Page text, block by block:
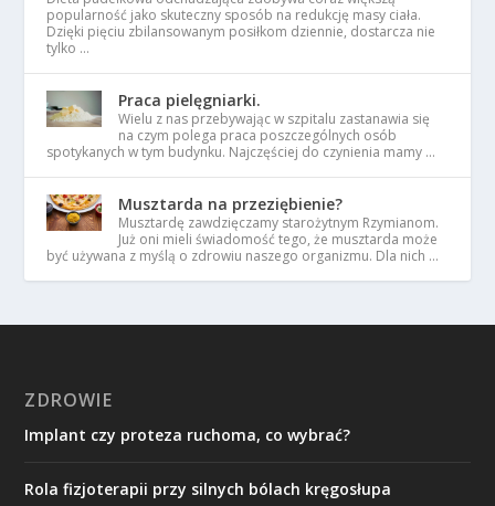
popularność jako skuteczny sposób na redukcję masy ciała.
Dzięki pięciu zbilansowanym posiłkom dziennie, dostarcza nie
tylko …
Praca pielęgniarki.
Wielu z nas przebywając w szpitalu zastanawia się
na czym polega praca poszczególnych osób
spotykanych w tym budynku. Najczęściej do czynienia mamy …
Musztarda na przeziębienie?
Musztardę zawdzięczamy starożytnym Rzymianom.
Już oni mieli świadomość tego, że musztarda może
być używana z myślą o zdrowiu naszego organizmu. Dla nich …
ZDROWIE
Implant czy proteza ruchoma, co wybrać?
Rola fizjoterapii przy silnych bólach kręgosłupa